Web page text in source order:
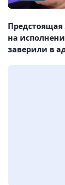
Предстоящая
на
заверили в